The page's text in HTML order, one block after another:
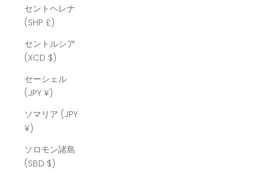
セントヘレナ
(SHP £)
セントルシア
(XCD $)
セーシェル
(JPY ¥)
ソマリア (JPY
¥)
ソロモン諸島
(SBD $)